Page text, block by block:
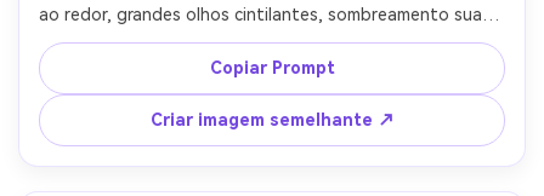
ao redor, grandes olhos cintilantes, sombreamento suave
e arte limpa da linha, paleta noturna de lavanda suave,
humor mágico calmo, estilo de cartaz de personagem
bonito de alta qualidade, iluminação cinematográfica
suave-AR 4:5
Copiar Prompt
Criar imagem semelhante ↗